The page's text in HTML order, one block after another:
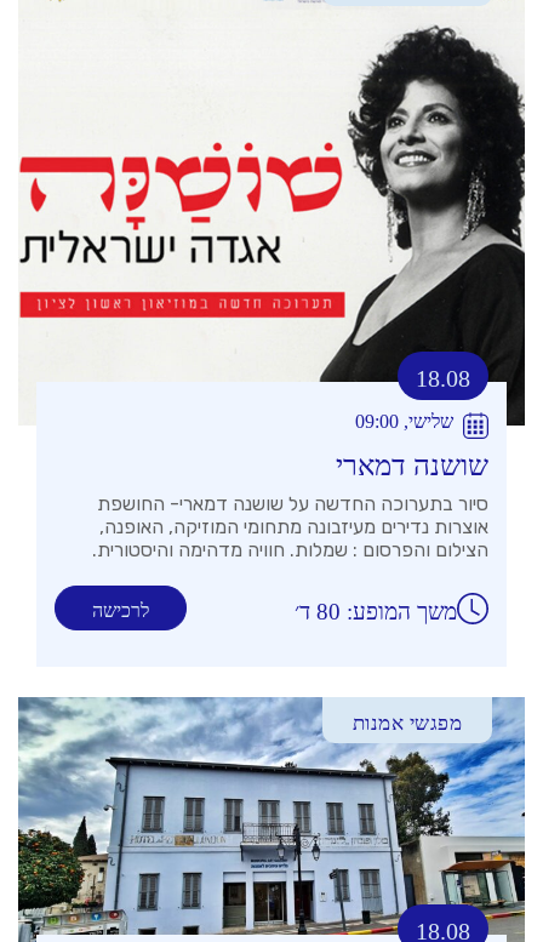
18.08
שלישי, 09:00
שושנה דמארי
סיור בתערוכה החדשה על שושנה דמארי- החושפת
אוצרות נדירים מעיזבונה מתחומי המוזיקה, האופנה,
הצילום והפרסום : שמלות. חוויה מדהימה והיסטורית.
לרכישה משך המופע: 80 ד׳
מפגשי אמנות
18.08